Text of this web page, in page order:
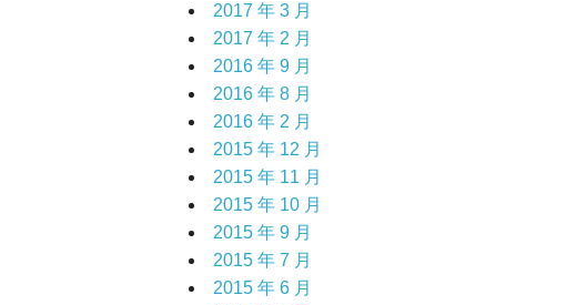
2017 年 3 月
2017 年 2 月
2016 年 9 月
2016 年 8 月
2016 年 2 月
2015 年 12 月
2015 年 11 月
2015 年 10 月
2015 年 9 月
2015 年 7 月
2015 年 6 月